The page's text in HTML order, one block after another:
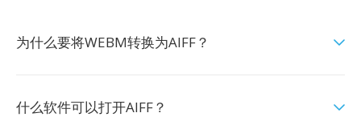
为什么要将WEBM转换为AIFF？
什么软件可以打开AIFF？